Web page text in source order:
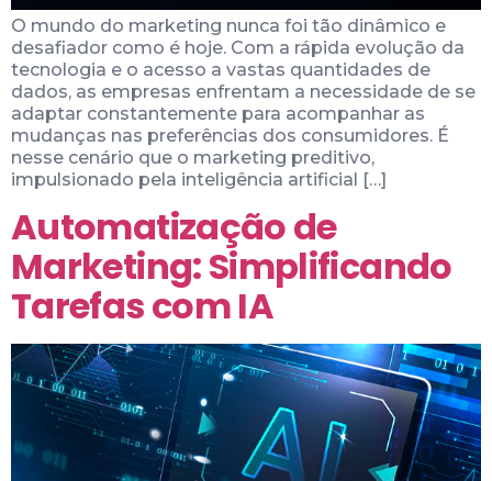
O mundo do marketing nunca foi tão dinâmico e
desafiador como é hoje. Com a rápida evolução da
tecnologia e o acesso a vastas quantidades de
dados, as empresas enfrentam a necessidade de se
adaptar constantemente para acompanhar as
mudanças nas preferências dos consumidores. É
nesse cenário que o marketing preditivo,
impulsionado pela inteligência artificial […]
Automatização de
Marketing: Simplificando
Tarefas com IA